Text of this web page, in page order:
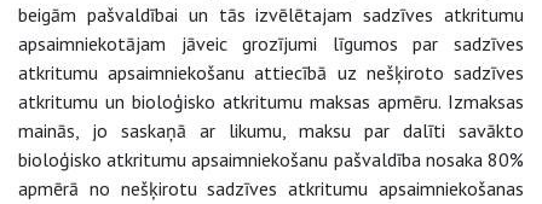
beigām pašvaldībai un tās izvēlētajam sadzīves atkritumu
apsaimniekotājam jāveic grozījumi līgumos par sadzīves
atkritumu apsaimniekošanu attiecībā uz nešķiroto sadzīves
atkritumu un bioloģisko atkritumu maksas apmēru. Izmaksas
mainās, jo saskaņā ar likumu, maksu par dalīti savākto
bioloģisko atkritumu apsaimniekošanu pašvaldība nosaka 80%
apmērā no nešķirotu sadzīves atkritumu apsaimniekošanas